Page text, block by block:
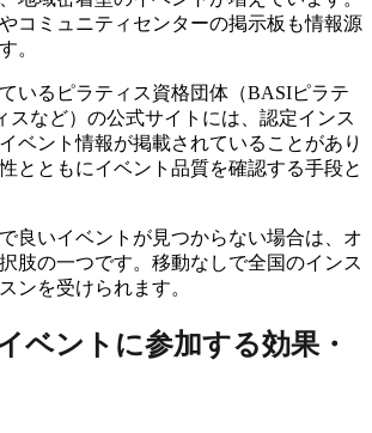
コミュニティセンターの掲示板も情報源
。
いるピラティス資格団体（BASIピラテ
スなど）の公式サイトには、認定インス
ベント情報が掲載されていることがあり
とともにイベント品質を確認する手段と
良いイベントが見つからない場合は、オ
肢の一つです。移動なしで全国のインス
ンを受けられます。
ベントに参加する効果・